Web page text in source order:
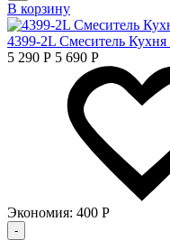
В корзину
4399-2L Смеситель
5 290 Р 5 690 Р
Экономия: 400 Р
-